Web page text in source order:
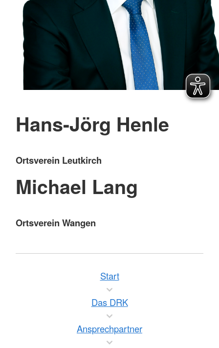
Hans-Jörg Henle
Ortsverein Leutkirch
Michael Lang
Ortsverein Wangen
Start
Das DRK
Ansprechpartner